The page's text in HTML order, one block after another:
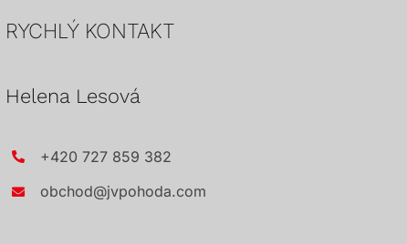
RYCHLÝ KONTAKT
Helena Lesová
+420 727 859 382
obchod@jvpohoda.com